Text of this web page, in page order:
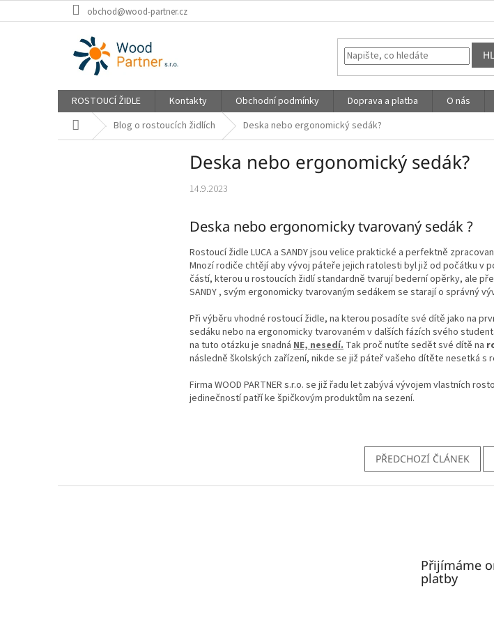
na
obchod@wood-partner.cz
ROSTOUCÍ ŽIDLE Kontakty Obchodní podmínky Doprava a platba O nás
Domů Blog o rostoucích židlích Deska nebo ergonomický sedák?
Deska nebo ergonomický sedák?
14.9.2023
Deska nebo ergonomicky tvarovaný sedák ?
Rostoucí židle LUCA a SANDY jsou velice praktické a perfektně
Mnozí rodiče chtějí aby vývoj páteře jejich ratolesti byl již od počátku v
částí, kterou u rostoucích židlí standardně tvarují bederní opěrky, ale
SANDY , svým ergonomicky tvarovaným sedákem se starají o správný
Při výběru vhodné rostoucí židle, na kterou posadíte své dítě jako na
sedáku nebo na ergonomicky tvarovaném v dalších fázích svého
na tuto otázku je snadná NE, nesedí. Tak proč nutíte sedět své dítě na
následně školských zařízení, nikde se již páteř vašeho dítěte nesetká s
Firma WOOD PARTNER s.r.o. se již řadu let zabývá vývojem vlastních
jedinečností patří ke špičkovým produktům na sezení.
PŘEDCHOZÍ ČLÁNEK
Přijímáme
platby